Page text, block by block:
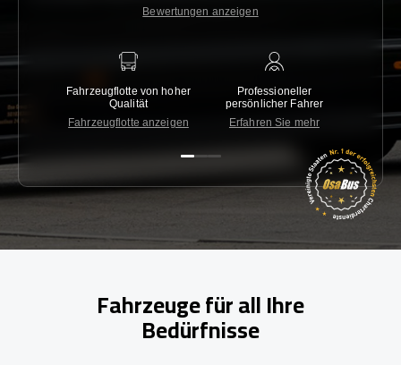
Bewertungen anzeigen
Fahrzeugflotte von hoher
Qualität
Fahrzeugflotte anzeigen
Professioneller
persönlicher Fahrer
Erfahren Sie mehr
Fahrzeuge für all Ihre
Bedürfnisse